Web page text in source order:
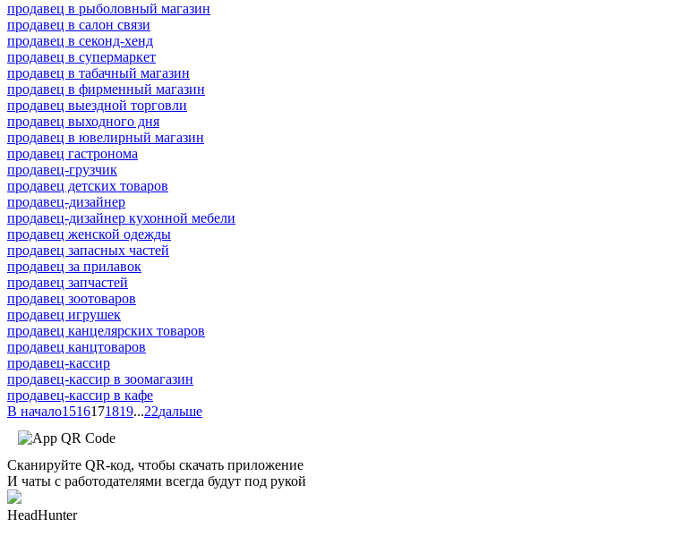
продавец в рыболовный магазин
продавец в салон связи
продавец в секонд-хенд
продавец в супермаркет
продавец в табачный магазин
продавец в фирменный магазин
продавец выездной торговли
продавец выходного дня
продавец в ювелирный магазин
продавец гастронома
продавец-грузчик
продавец детских товаров
продавец-дизайнер
продавец-дизайнер кухонной мебели
продавец женской одежды
продавец запасных частей
продавец за прилавок
продавец запчастей
продавец зоотоваров
продавец игрушек
продавец канцелярских товаров
продавец канцтоваров
продавец-кассир
продавец-кассир в зоомагазин
продавец-кассир в кафе
В начало1516171819...22дальше
Сканируйте QR-код, чтобы скачать приложение
И чаты с работодателями всегда будут под рукой
HeadHunter